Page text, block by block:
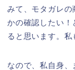
みて、モタガレの
かの確認したい！
ると思います。私
なので、私自身、